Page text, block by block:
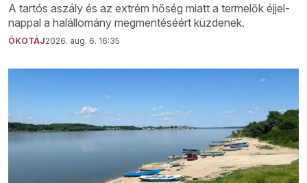
A tartós aszály és az extrém hőség miatt a termelők éjjel-
nappal a halállomány megmentéséért küzdenek.
ÖKOTÁJ2026. aug. 6. 16:35